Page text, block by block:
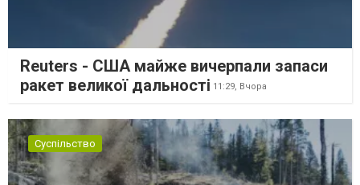
Reuters - США майже вичерпали запаси
ракет великої дальності 11:29, Вчора
Суспільство